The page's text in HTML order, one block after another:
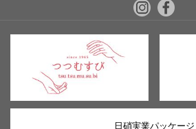
日硝実業パッケージ